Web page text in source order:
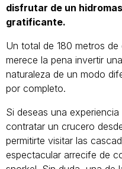
disfrutar de un
gratificante.
Un total de 180 metros
merece la pena invertir
naturaleza de un modo
por completo.
Si deseas una
contratar un crucero
permitirte visitar las
espectacular arrecife de